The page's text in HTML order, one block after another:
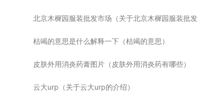
北京木樨园服装批发市场（关于北京木樨园服装批发
枯竭的意思是什么解释一下（枯竭的意思）
皮肤外用消炎药膏图片（皮肤外用消炎药有哪些）
云大urp（关于云大urp的介绍）